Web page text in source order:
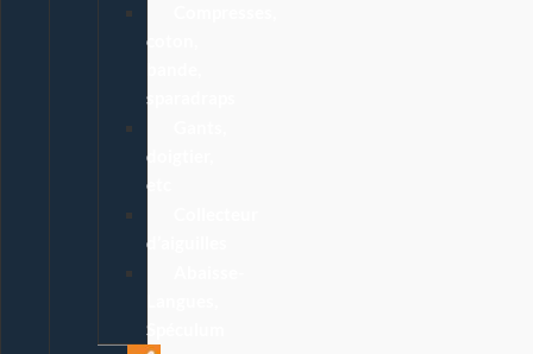
coton,
sparadraps
doigtier,
etc
d’aiguilles
Spéculum